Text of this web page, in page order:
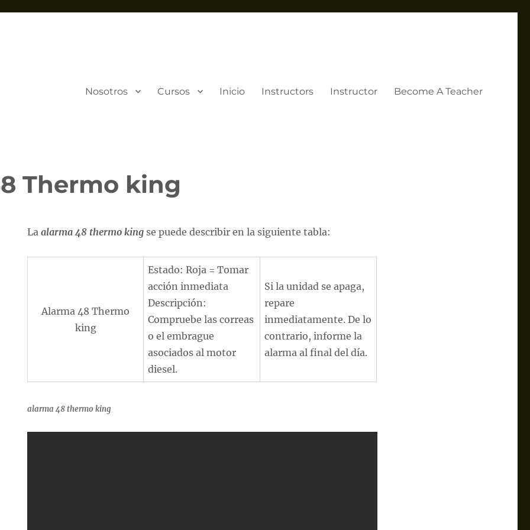
Nosotros Cursos Inicio Instructors Instructor Become A Teacher
Thermo king
Laalarma 48 thermo king se puede describir en la siguiente tabla:
Alarma 48 Thermo
king
Estado: Roja = Tomar
acción inmediata
Descripción:
Compruebe las correas
o el embrague
asociados al motor
diesel.
Si la unidad se apaga,
repare
inmediatamente. De lo
contrario, informe la
alarma al final del día.
alarma 48 thermo king